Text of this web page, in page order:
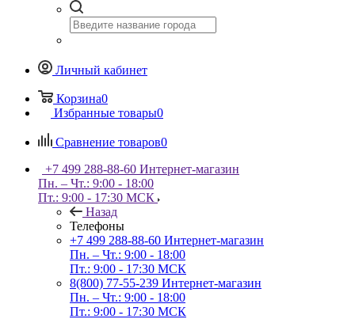
Личный кабинет
Корзина0
Избранные товары0
Сравнение товаров0
+7 499 288-88-60 Интернет-магазин
Пн. – Чт.: 9:00 - 18:00
Пт.: 9:00 - 17:30 МСК
Назад
Телефоны
+7 499 288-88-60 Интернет-магазин
Пн. – Чт.: 9:00 - 18:00
Пт.: 9:00 - 17:30 МСК
8(800) 77-55-239 Интернет-магазин
Пн. – Чт.: 9:00 - 18:00
Пт.: 9:00 - 17:30 МСК